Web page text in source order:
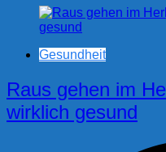
Gesundheit
Raus gehen im
wirklich gesund